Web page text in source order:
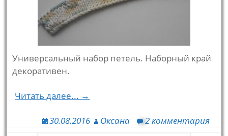
Универсальный набор петель. Наборный край
декоративен.
Читать далее... →
30.08.2016 Оксана 2 комментария